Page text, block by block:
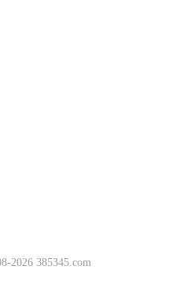
2026 385345.com